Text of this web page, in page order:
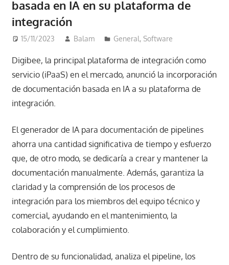
basada en IA en su plataforma de
integración
15/11/2023 Balam General,Software
Digibee, la principal plataforma de integración como
servicio (iPaaS) en el mercado, anunció la incorporación
de documentación basada en IA a su plataforma de
integración.
El generador de IA para documentación de pipelines
ahorra una cantidad significativa de tiempo y esfuerzo
que, de otro modo, se dedicaría a crear y mantener la
documentación manualmente. Además, garantiza la
claridad y la comprensión de los procesos de
integración para los miembros del equipo técnico y
comercial, ayudando en el mantenimiento, la
colaboración y el cumplimiento.
Dentro de su funcionalidad, analiza el pipeline, los